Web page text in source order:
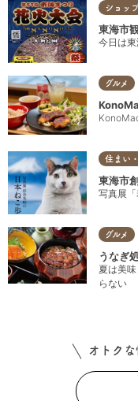
ショッ
東海市
今日は
グルメ
住まい
東海市
写真展
グルメ
うなぎ
夏は美
らない
オトク